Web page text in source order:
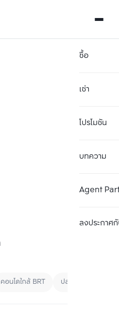
ซื้อ
เช่า
โปรโมชัน
บทความ
Agent
ลงประกาศกั
คอนโดใกล้ BRT ปล่อยเช่าชาวต่างชา